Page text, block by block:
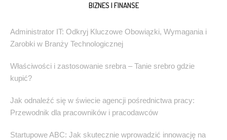
BIZNES I FINANSE
Administrator IT: Odkryj Kluczowe Obowiązki, Wymagania i
Zarobki w Branży Technologicznej
Właściwości i zastosowanie srebra – Tanie srebro gdzie
kupić?
Jak odnaleźć się w świecie agencji pośrednictwa pracy:
Przewodnik dla pracowników i pracodawców
Startupowe ABC: Jak skutecznie wprowadzić innowację na